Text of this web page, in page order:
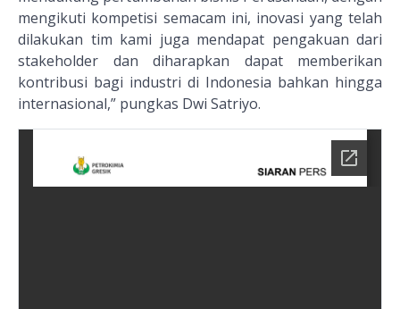
mengikuti kompetisi semacam ini, inovasi yang telah
dilakukan tim kami juga mendapat pengakuan dari
stakeholder dan diharapkan dapat memberikan
kontribusi bagi industri di Indonesia bahkan hingga
internasional,” pungkas Dwi Satriyo.